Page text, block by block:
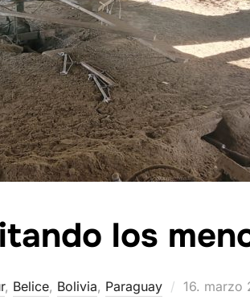
los
, Belice, Bolivia, Paraguay
Publicado
16. marzo